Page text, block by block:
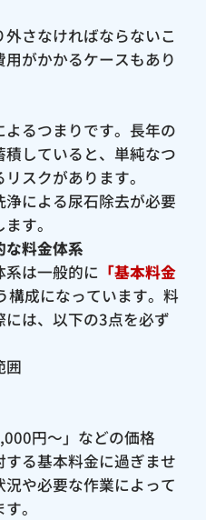
さなければならないこ
がかかるケースもあり
るつまりです。長年の
していると、単純なつ
スクがあります。
による尿石除去が必要
す。
な料金体系
系は一般的に 「基本料金
構成になっています。料
は、以下の3点を必ず
囲
円〜」などの価格
る基本料金に過ぎませ
や必要な作業によって
。